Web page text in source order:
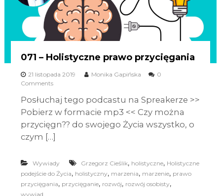
071 – Holistyczne prawo przycięgania
21 listopada 2019 Monika Gapińska
0
Comments
Posłuchaj tego podcastu na Spreakerze >>
Pobierz w formacie mp3 << Czy można
przycięgn?? do swojego Życia wszystko, o
czym […]
Wywiady Grzegorz Cieślik, holistyczne, Holistyczne
podejście do Życia, holistyczny, marzenia, marzenie, prawo
przycięgania, przycięganie, rozwój, rozwój osobisty,
wywiad